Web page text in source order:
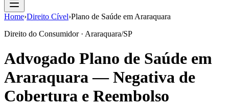
Home›Direito Cível›Plano de Saúde em Araraquara
Direito do Consumidor · Araraquara/SP
Advogado Plano de Saúde em
Araraquara — Negativa de
Cobertura e Reembolso